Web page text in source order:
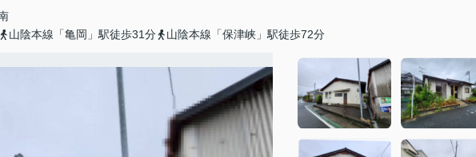
山陰本線「亀岡」駅徒歩31分 山陰本線「保津峡」駅徒歩72分